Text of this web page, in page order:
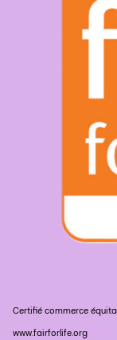
Certifié commerce
www.fairforlife.org